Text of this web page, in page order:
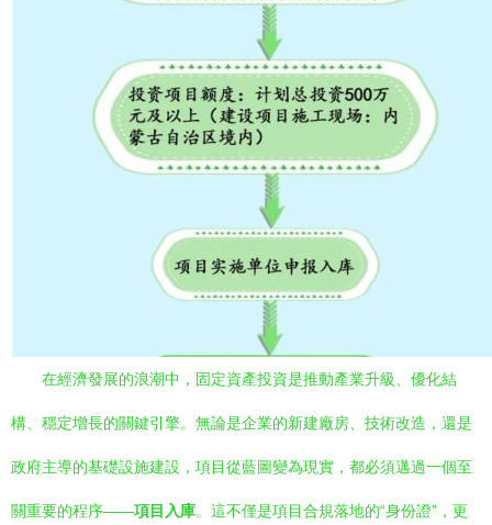
在經濟發展的浪潮中，固定資產投資是推動產業升級、優化結
構、穩定增長的關鍵引擎。無論是企業的新建廠房、技術改造，還是
政府主導的基礎設施建設，項目從藍圖變為現實，都必須邁過一個至
關重要的程序——項目入庫。這不僅是項目合規落地的“身份證”，更